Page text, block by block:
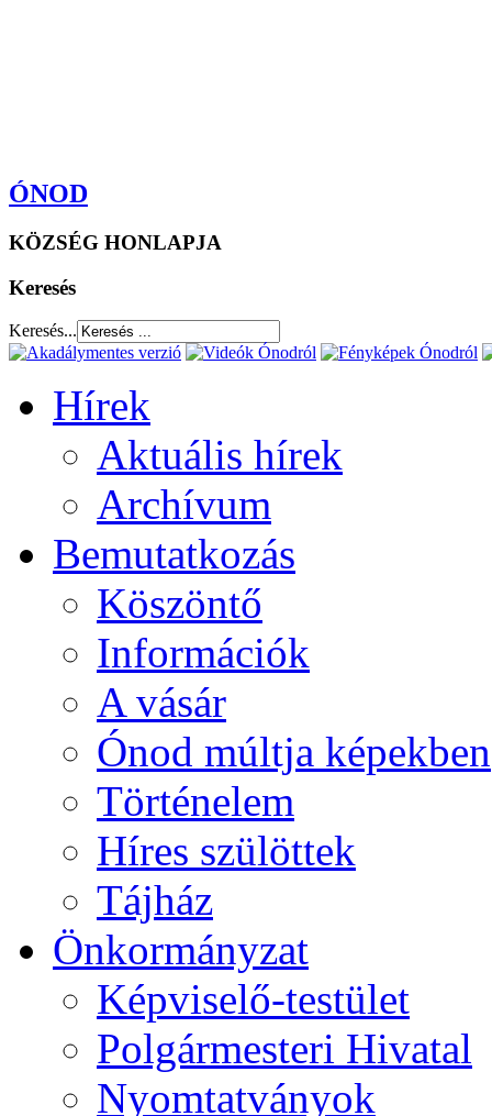
ÓNOD
KÖZSÉG HONLAPJA
Keresés
Keresés...
Hírek
Aktuális hírek
Archívum
Bemutatkozás
Köszöntő
Információk
A vásár
Ónod múltja képekben
Történelem
Híres szülöttek
Tájház
Önkormányzat
Képviselő-testület
Polgármesteri Hivatal
Nyomtatványok